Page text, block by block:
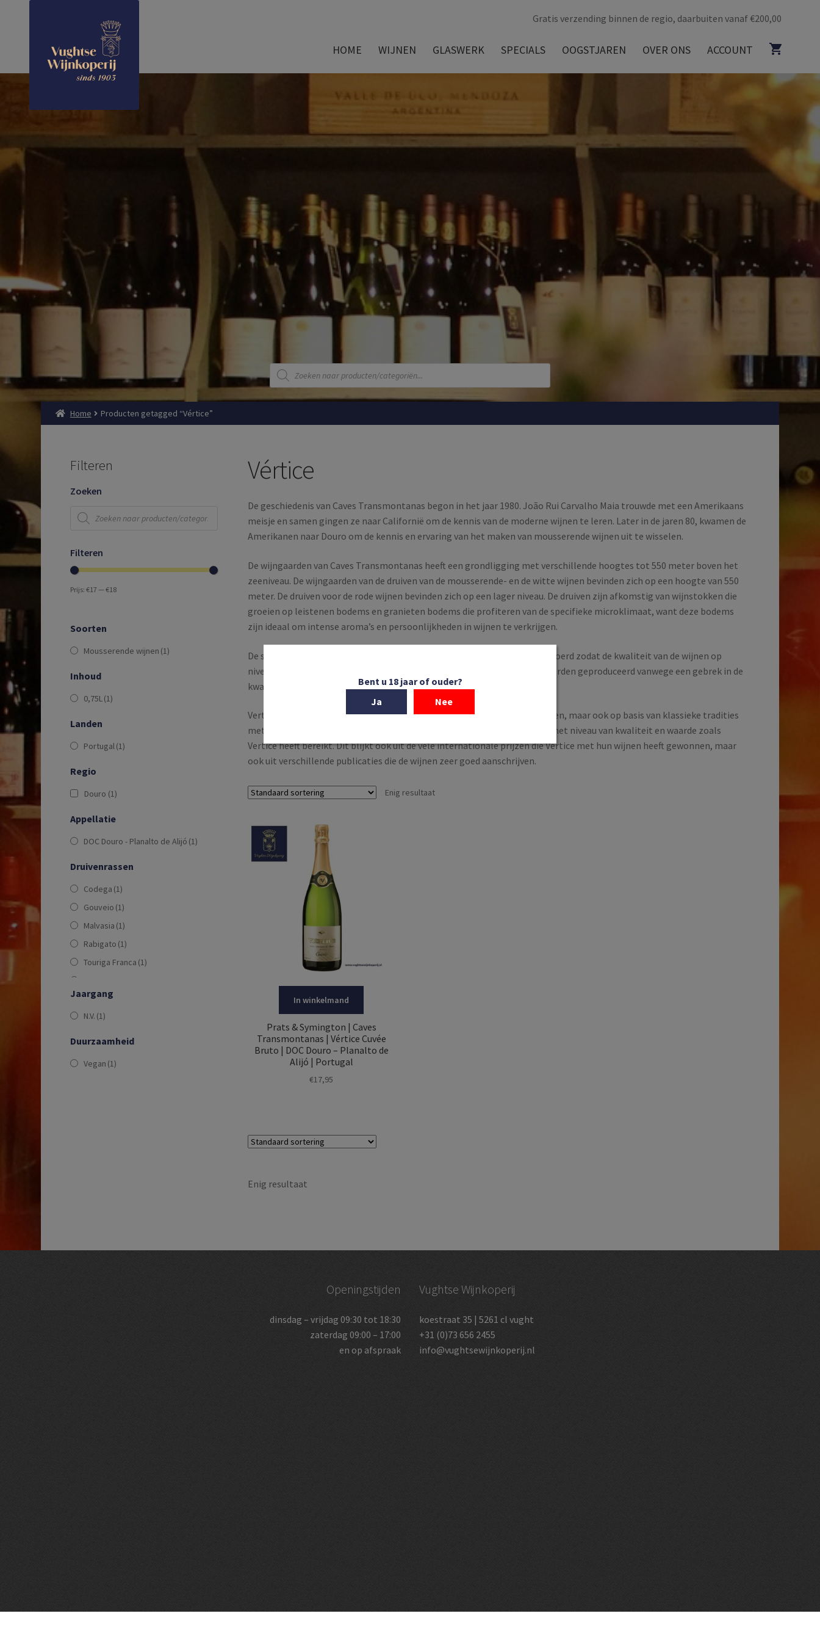
Gratis verzending binnen de regio, daarbuiten vanaf €200,00
HOME WIJNEN GLASWERK SPECIALS OOGSTJAREN OVER ONS ACCOUNT
Producten
zoeken
Home Producten getagged “Vértice”
Vértice
De geschiedenis van Caves Transmontanas begon in het jaar 1980. João Rui Carvalho Maia trouwde met een Amerikaans
meisje en samen gingen ze naar Californië om de kennis van de moderne wijnen te leren. Later in de jaren 80, kwamen de
Amerikanen naar Douro om de kennis en ervaring van het maken van mousserende wijnen uit te wisselen.
De wijngaarden van Caves Transmontanas heeft een grondligging met verschillende hoogtes tot 550 meter boven het
zeeniveau. De wijngaarden van de druiven van de mousserende- en de witte wijnen bevinden zich op een hoogte van 550
meter. De druiven voor de rode wijnen bevinden zich op een lager niveau. De druiven zijn afkomstig van wijnstokken die
groeien op leistenen bodems en granieten bodems die profiteren van de specifieke microklimaat, want deze bodems
zijn ideaal om intense aroma’s en persoonlijkheden in wijnen te verkrijgen.
De selectie van de druiven voor de Vertice wijnen wordt altijd streng uitgevoerd zodat de kwaliteit van de wijnen op
niveau wordt gehouden. Er waren twee jaren waarin geen Vertice wijnen werden geproduceerd vanwege een gebrek in de
kwaliteit van de druiven.
Vertice wordt niet alleen gemaakt in een van ‘s werelds oudste wijngebieden, maar ook op basis van klassieke tradities
met moderne technieken. Geen enkel andere producent in de Douro heeft het niveau van kwaliteit en waarde zoals
Vertice heeft bereikt. Dit blijkt ook uit de vele internationale prijzen die Vertice met hun wijnen heeft gewonnen, maar
ook uit verschillende publicaties die de wijnen zeer goed aanschrijven.
Enig resultaat
In winkelmand
Prats & Symington | Caves
Transmontanas | Vértice Cuvée
Bruto | DOC Douro – Planalto de
Alijó | Portugal
€17,95
Enig resultaat
Filteren
Zoeken
Producten
zoeken
Filteren
Prijs:€17 —€18
Soorten
Mousserende wijnen (1)
Inhoud
0,75L(1)
Landen
Portugal(1)
Regio
Douro (1)
Appellatie
DOC Douro - Planalto de Alijó (1)
Druivenrassen
Codega (1)
Gouveio (1)
Malvasia (1)
Rabigato (1)
Touriga Franca (1)
Jaargang
N.V. (1)
Duurzaamheid
Vegan (1)
Openingstijden
dinsdag – vrijdag 09:30 tot 18:30
zaterdag 09:00 – 17:00
en op afspraak
Vughtse Wijnkoperij
koestraat 35 | 5261 cl vught
+31 (0)73 656 2455
info@vughtsewijnkoperij.nl
Bent u 18 jaar of ouder?
Ja
Nee